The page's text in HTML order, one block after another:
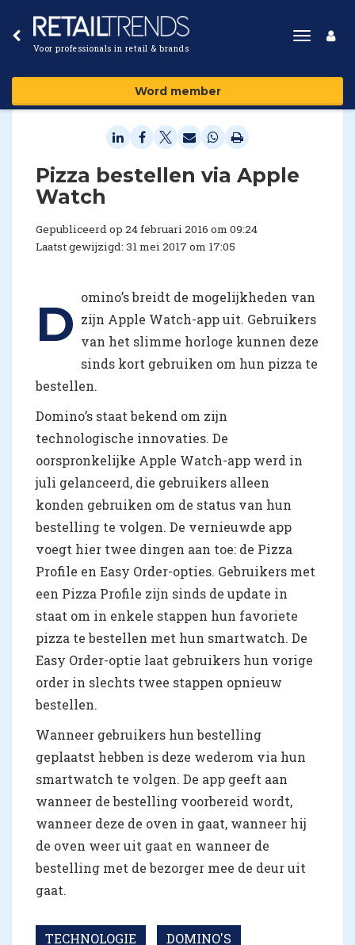
Voor professionals in retail & brands
Toggle
Word member
​Pizza bestellen via Apple
Watch
Gepubliceerd op 24 februari 2016 om 09:24
Laatst gewijzigd: 31 mei 2017 om 17:05
D omino’s breidt de mogelijkheden van
zijn Apple Watch-app uit. Gebruikers
van het slimme horloge kunnen deze
sinds kort gebruiken om hun pizza te
bestellen.
Domino’s staat bekend om zijn
technologische innovaties. De
oorspronkelijke Apple Watch-app werd in
juli gelanceerd, die gebruikers alleen
konden gebruiken om de status van hun
bestelling te volgen. De vernieuwde app
voegt hier twee dingen aan toe: de Pizza
Profile en Easy Order-opties. Gebruikers met
een Pizza Profile zijn sinds de update in
staat om in enkele stappen hun favoriete
pizza te bestellen met hun smartwatch. De
Easy Order-optie laat gebruikers hun vorige
order in slechts twee stappen opnieuw
bestellen.
Wanneer gebruikers hun bestelling
geplaatst hebben is deze wederom via hun
smartwatch te volgen. De app geeft aan
wanneer de bestelling voorbereid wordt,
wanneer deze de oven in gaat, wanneer hij
de oven weer uit gaat en wanneer de
bestelling met de bezorger mee de deur uit
gaat.
TECHNOLOGIE DOMINO'S